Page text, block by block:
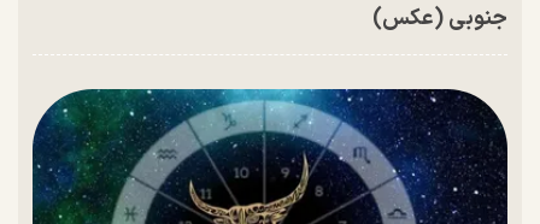
جنوبی (عکس)